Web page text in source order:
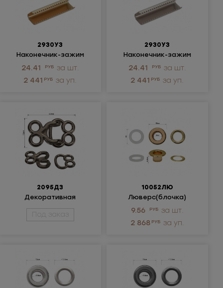
2930УЗ
Наконечник-зажим
металлический
24.41 РУБ за шт.
2 441 РУБ за уп.
2930УЗ
Наконечник-зажим
металлический
24.41 РУБ за шт.
2 441 РУБ за уп.
2095ДЗ
Декоративная
застежка
Под заказ
10052ЛЮ
Люверс(блочка)
металлический
9.56 РУБ за шт.
2 868 РУБ за уп.